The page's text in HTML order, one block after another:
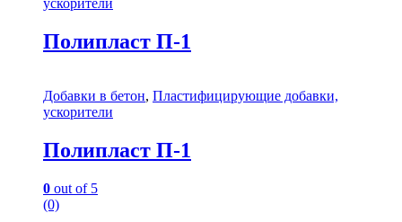
ускорители
Полипласт П-1
Добавки в бетон, Пластифицирующие добавки,
ускорители
Полипласт П-1
0 out of 5
(0)